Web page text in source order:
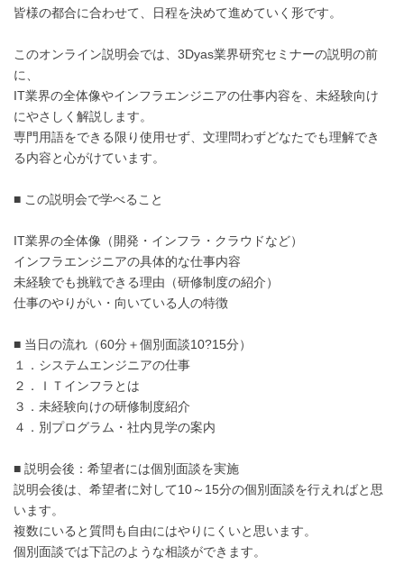
皆様の都合に合わせて、日程を決めて進めていく形です。
このオンライン説明会では、3Dyas業界研究セミナーの説明の前
に、
IT業界の全体像やインフラエンジニアの仕事内容を、未経験向け
にやさしく解説します。
専門用語をできる限り使用せず、文理問わずどなたでも理解でき
る内容と心がけています。
■ この説明会で学べること
IT業界の全体像（開発・インフラ・クラウドなど）
インフラエンジニアの具体的な仕事内容
未経験でも挑戦できる理由（研修制度の紹介）
仕事のやりがい・向いている人の特徴
■ 当日の流れ（60分＋個別面談10?15分）
１．システムエンジニアの仕事
２．ＩＴインフラとは
３．未経験向けの研修制度紹介
４．別プログラム・社内見学の案内
■ 説明会後：希望者には個別面談を実施
説明会後は、希望者に対して10～15分の個別面談を行えればと思
います。
複数にいると質問も自由にはやりにくいと思います。
個別面談では下記のような相談ができます。